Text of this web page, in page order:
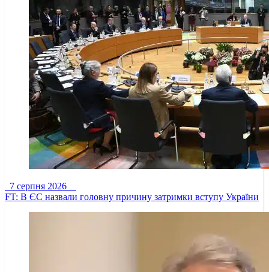
7 серпня 2026
FT: В ЄС назвали головну причину затримки вступу України